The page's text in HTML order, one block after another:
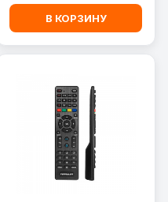
В КОРЗИНУ